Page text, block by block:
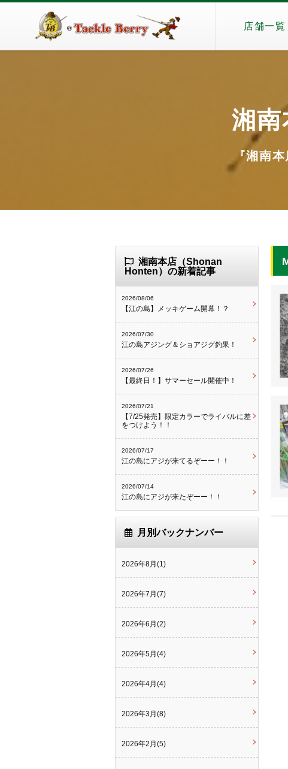
店舗一覧
湘
『湘南
湘南本店（Shonan
Honten）の新着記事
2026/08/06
【江の島】メッキゲーム開幕！？
2026/07/30
江の島アジング＆ショアジグ釣果！
2026/07/26
【最終日！】サマーセール開催中！
2026/07/21
【7/25発売】限定カラーでライバルに差
をつけよう！！
2026/07/17
江の島にアジが来てるぞーー！！
2026/07/14
江の島にアジが来たぞーー！！
月別バックナンバー
2026年8月(1)
2026年7月(7)
2026年6月(2)
2026年5月(4)
2026年4月(4)
2026年3月(8)
2026年2月(5)